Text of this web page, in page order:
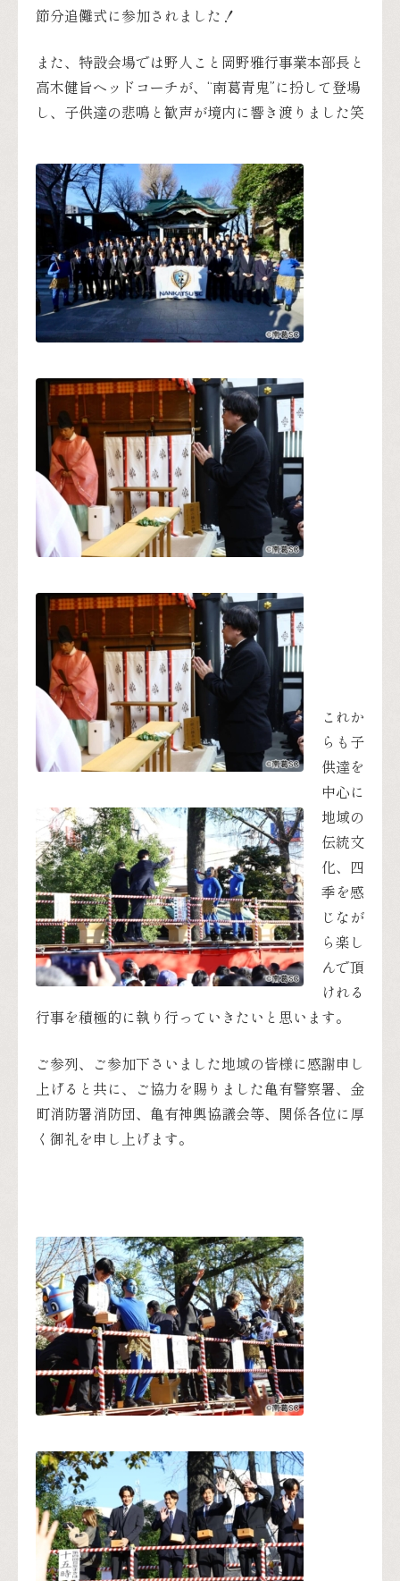
節分追儺式に参加されました！
また、特設会場では野人こと岡野雅行事業本部長と
高木健旨ヘッドコーチが、“南葛青鬼”に扮して登場
し、子供達の悲鳴と歓声が境内に響き渡りました笑
これか
らも子
供達を
中心に
地域の
伝統文
化、四
季を感
じなが
ら楽し
んで頂
けれる
行事を積極的に執り行っていきたいと思います。
ご参列、ご参加下さいました地域の皆様に感謝申し
上げると共に、ご協力を賜りました亀有警察署、金
町消防署消防団、亀有神輿協議会等、関係各位に厚
く御礼を申し上げます。